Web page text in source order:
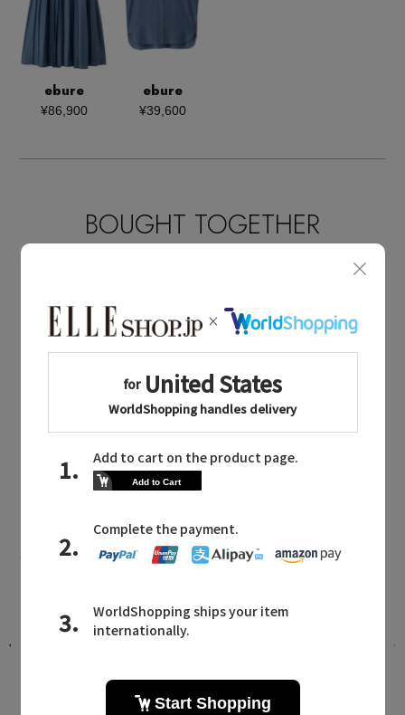
ebure
¥86,900
ebure
¥39,600
BOUGHT TOGETHER
ebure
同じカテゴリのアイテム
ワンピース・チュニック
エブールに関連するニュース
新作入荷！ シルクの艶と軽やかさを纏